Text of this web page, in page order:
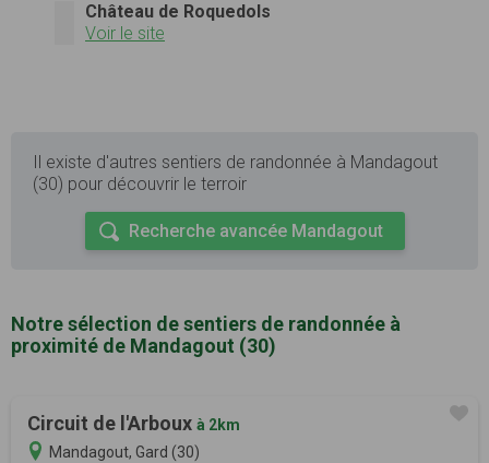
Château de Roquedols
Voir le site
Il existe d'autres sentiers de randonnée à Mandagout
(30) pour découvrir le terroir
Recherche avancée Mandagout
Notre sélection de sentiers de randonnée à
proximité de Mandagout (30)
Circuit de l'Arboux à 2km
Mandagout, Gard (30)